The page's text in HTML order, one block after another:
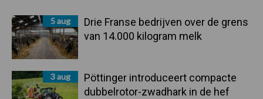
5 aug
Drie Franse bedrijven over de grens
van 14.000 kilogram melk
3 aug
Pöttinger introduceert compacte
dubbelrotor-zwadhark in de hef